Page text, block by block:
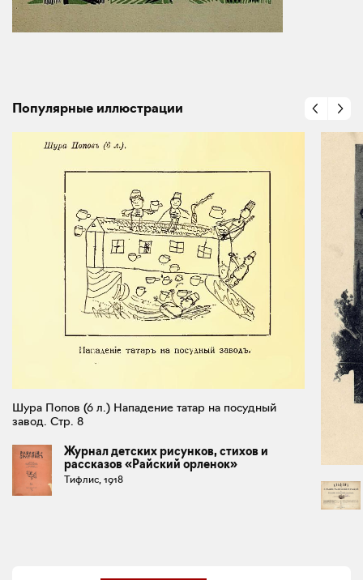
Популярные иллюстрации
Шура Попов (6 л.) Нападение татар на посудный
завод. Стр. 8
Журнал детских рисунков, стихов и
рассказов «Райский орленок»
Тифлис, 1918